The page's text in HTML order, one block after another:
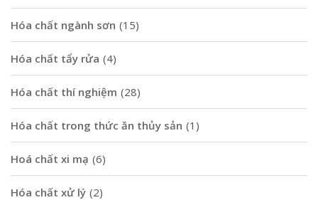
Hóa chất ngành sơn (15)
Hóa chất tẩy rửa (4)
Hóa chất thí nghiệm (28)
Hóa chất trong thức ăn thủy sản (1)
Hoá chất xi mạ (6)
Hóa chất xử lý (2)